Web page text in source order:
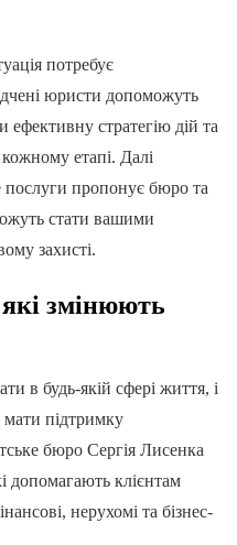
потребує
юристи допоможуть
ефективну стратегію дій та
етапі. Далі
послуги пропонує бюро та
стати вашими
захисті.
змінюють
в будь-якій сфері життя, і
підтримку
бюро Сергія Лисенка
допомагають клієнтам
нерухомі та бізнес-